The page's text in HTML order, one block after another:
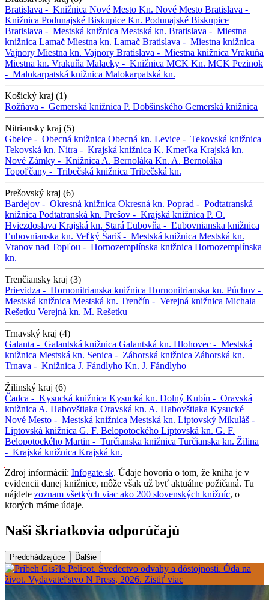
Bratislava - Knižnica Nové Mesto Kn. Nové Mesto Bratislava -
Knižnica Podunajské Biskupice Kn. Podunajské Biskupice
Bratislava - Mestská knižnica Mestská kn. Bratislava - Miestna
knižnica Lamač Miestna kn. Lamač Bratislava - Miestna knižnica
Vajnory Miestna kn. Vajnory Bratislava - Miestna knižnica Vrakuňa
Miestna kn. Vrakuňa Malacky - Knižnica MCK Kn. MCK Pezinok
- Malokarpatská knižnica Malokarpatská kn.
Košický kraj (1)
Rožňava - Gemerská knižnica P. Dobšinského Gemerská knižnica
Nitriansky kraj (5)
Gbelce - Obecná knižnica Obecná kn. Levice - Tekovská knižnica
Tekovská kn. Nitra - Krajská knižnica K. Kmeťka Krajská kn.
Nové Zámky - Knižnica A. Bernoláka Kn. A. Bernoláka
Topoľčany - Tribečská knižnica Tribečská kn.
Prešovský kraj (6)
Bardejov - Okresná knižnica Okresná kn. Poprad - Podtatranská
knižnica Podtatranská kn. Prešov - Krajská knižnica P. O.
Hviezdoslava Krajská kn. Stará Ľubovňa - Ľubovnianska knižnica
Ľubovnianska kn. Veľký Šariš - Mestská knižnica Mestská kn.
Vranov nad Topľou - Hornozemplínska knižnica Hornozemplínska
kn.
Trenčiansky kraj (3)
Prievidza - Hornonitrianska knižnica Hornonitrianska kn. Púchov -
Mestská knižnica Mestská kn. Trenčín - Verejná knižnica Michala
Rešetku Verejná kn. M. Rešetku
Trnavský kraj (4)
Galanta - Galantská knižnica Galantská kn. Hlohovec - Mestská
knižnica Mestská kn. Senica - Záhorská knižnica Záhorská kn.
Trnava - Knižnica J. Fándlyho Kn. J. Fándlyho
Žilinský kraj (6)
Čadca - Kysucká knižnica Kysucká kn. Dolný Kubín - Oravská
knižnica A. Habovštiaka Oravská kn. A. Habovštiaka Kysucké
Nové Mesto - Mestská knižnica Mestská kn. Liptovský Mikuláš -
Liptovská knižnica G. F. Belopotockého Liptovská kn. G. F.
Belopotockého Martin - Turčianska knižnica Turčianska kn. Žilina
- Krajská knižnica Krajská kn.
Zdroj informácií: Infogate.sk. Údaje hovoria o tom, že kniha je v
evidencii danej knižnice, môže však už byť aktuálne požičaná. Tu
nájdete zoznam všetkých viac ako 200 slovenských knižníc, o
ktorých máme údaje.
Naši škriatkovia odporúčajú
Predchádzajúce Ďalšie